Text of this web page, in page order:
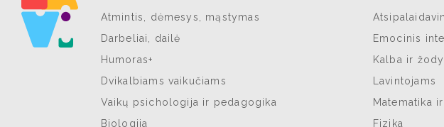
Atmintis, dėmesys, mąstymas
Darbeliai, dailė
Emocinis
Humoras+
Kalba ir
Dvikalbiams vaikučiams
Lavintojams
Vaikų psichologija ir pedagogika
Matematika
Biologija
Fizika